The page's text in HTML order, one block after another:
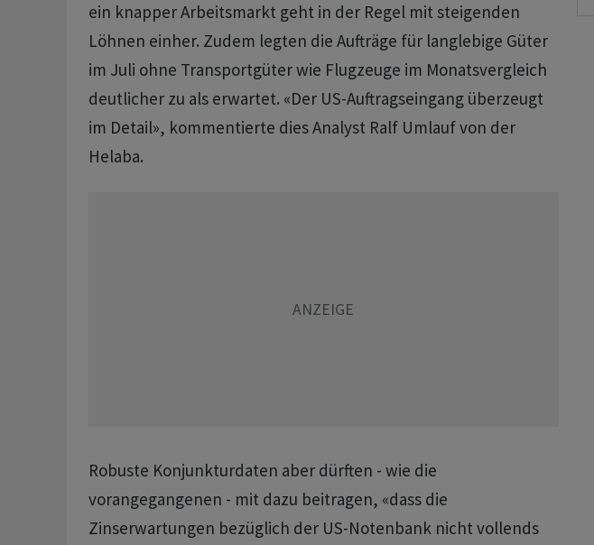
ein knapper Arbeitsmarkt geht in der Regel mit steigenden
Löhnen einher. Zudem legten die Aufträge für langlebige Güter
im Juli ohne Transportgüter wie Flugzeuge im Monatsvergleich
deutlicher zu als erwartet. «Der US-Auftragseingang überzeugt
im Detail», kommentierte dies Analyst Ralf Umlauf von der
Helaba.
Robuste Konjunkturdaten aber dürften - wie die
vorangegangenen - mit dazu beitragen, «dass die
Zinserwartungen bezüglich der US-Notenbank nicht vollends